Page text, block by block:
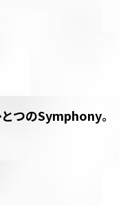
つのSymphony。